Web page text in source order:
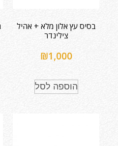
בסיס עץ אלון מלא + אהיל
צילינדר
₪1,000
הוספה לסל